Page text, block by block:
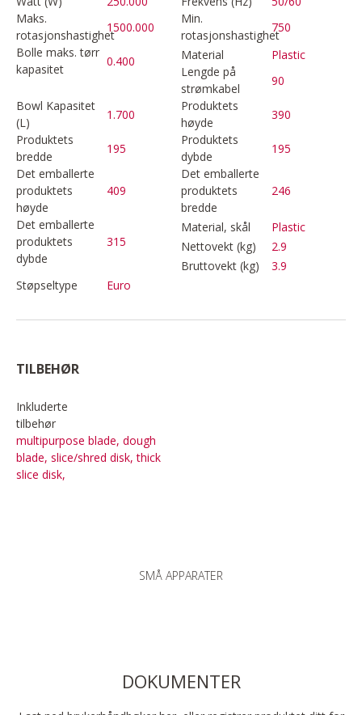
Maks.
rotasjonshastighet
1500.000
Min.
rotasjonshastighet
750
Bolle maks. tørr
kapasitet
0.400 Material
Plastic
Lengde på
strømkabel
90
Bowl Kapasitet
(L)
1.700
Produktets
høyde
390
Produktets
bredde
195
Produktets
dybde
195
Det emballerte
produktets
høyde
409
Det emballerte
produktets
bredde
246
Det emballerte
produktets
dybde
315
Material, skål
Plastic
Nettovekt (kg)
2.9
Bruttovekt (kg)
3.9
Støpseltype
Euro
TILBEHØR
Inkluderte
tilbehør
multipurpose blade, dough
blade, slice/shred disk, thick
slice disk,
SMÅ APPARATER
DOKUMENTER